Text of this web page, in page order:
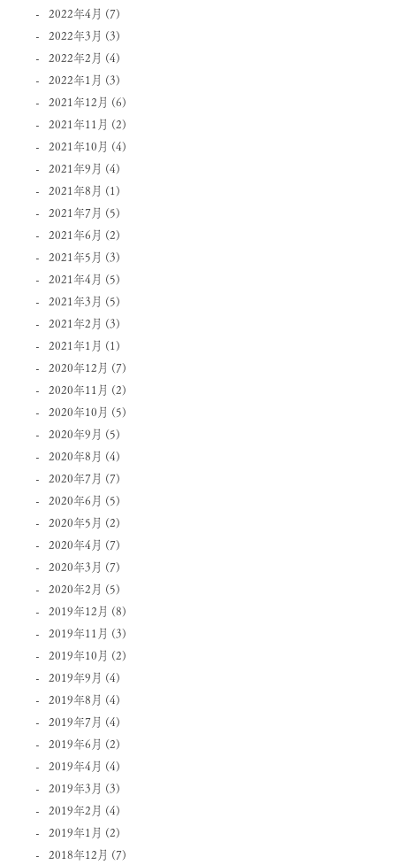
2022年4月 (7)
2022年3月 (3)
2022年2月 (4)
2022年1月 (3)
2021年12月 (6)
2021年11月 (2)
2021年10月 (4)
2021年9月 (4)
2021年8月 (1)
2021年7月 (5)
2021年6月 (2)
2021年5月 (3)
2021年4月 (5)
2021年3月 (5)
2021年2月 (3)
2021年1月 (1)
2020年12月 (7)
2020年11月 (2)
2020年10月 (5)
2020年9月 (5)
2020年8月 (4)
2020年7月 (7)
2020年6月 (5)
2020年5月 (2)
2020年4月 (7)
2020年3月 (7)
2020年2月 (5)
2019年12月 (8)
2019年11月 (3)
2019年10月 (2)
2019年9月 (4)
2019年8月 (4)
2019年7月 (4)
2019年6月 (2)
2019年4月 (4)
2019年3月 (3)
2019年2月 (4)
2019年1月 (2)
2018年12月 (7)